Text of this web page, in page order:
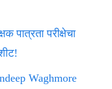
पात्रता परीक्षेचा
Waghmore